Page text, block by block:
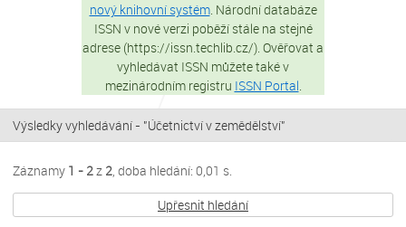
nový knihovní systém. Národní databáze
ISSN v nové verzi poběží stále na stejné
adrese (https://issn.techlib.cz/). Ověřovat a
vyhledávat ISSN můžete také v
mezinárodním registru ISSN Portal.
Výsledky vyhledávání - "Účetnictví v zemědělství"
Záznamy 1 - 2z 2, doba hledání: 0,01 s.
Upřesnit hledání